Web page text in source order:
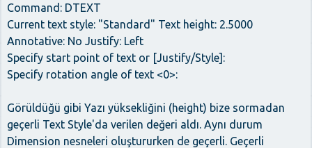
Command: DTEXT
Current text style: "Standard" Text height: 2.5000
Annotative: No Justify: Left
Specify start point of text or [Justify/Style]:
Specify rotation angle of text <0>:
Görüldüğü gibi Yazı yüksekliğini (height) bize sormadan
geçerli Text Style'da verilen değeri aldı. Aynı durum
Dimension nesneleri oluştururken de geçerli. Geçerli